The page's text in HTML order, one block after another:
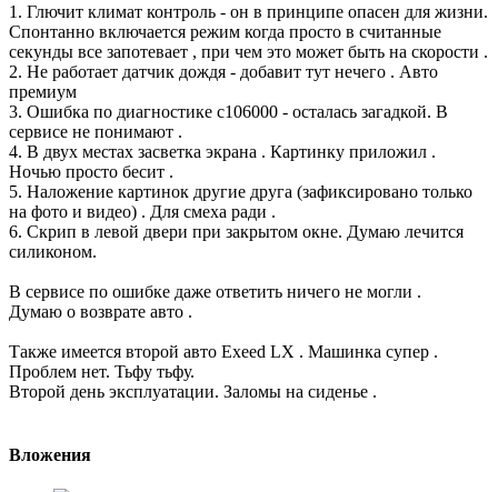
1. Глючит климат контроль - он в принципе опасен для жизни.
Спонтанно включается режим когда просто в считанные
секунды все запотевает , при чем это может быть на скорости .
2. Не работает датчик дождя - добавит тут нечего . Авто
премиум
3. Ошибка по диагностике c106000 - осталась загадкой. В
сервисе не понимают .
4. В двух местах засветка экрана . Картинку приложил .
Ночью просто бесит .
5. Наложение картинок другие друга (зафиксировано только
на фото и видео) . Для смеха ради .
6. Скрип в левой двери при закрытом окне. Думаю лечится
силиконом.
В сервисе по ошибке даже ответить ничего не могли .
Думаю о возврате авто .
Также имеется второй авто Exeed LX . Машинка супер .
Проблем нет. Тьфу тьфу.
Второй день эксплуатации. Заломы на сиденье .
Вложения